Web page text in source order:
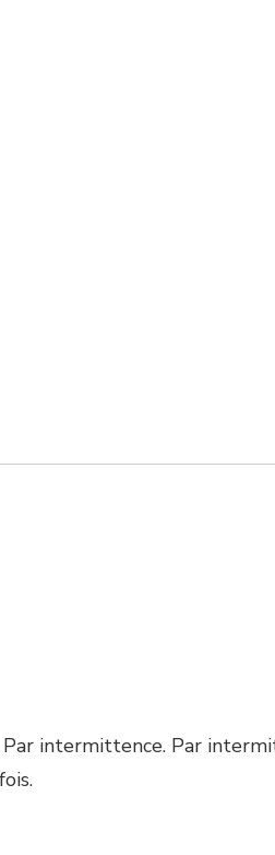
Par intermittence. Par